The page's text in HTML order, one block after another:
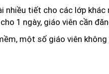
nhiều tiết cho các lớp
1 ngày, giáo viên cần
một số giáo viên